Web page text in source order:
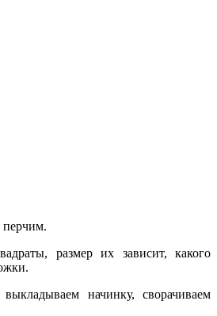
перчим.
размер их зависит, какого
начинку, сворачиваем